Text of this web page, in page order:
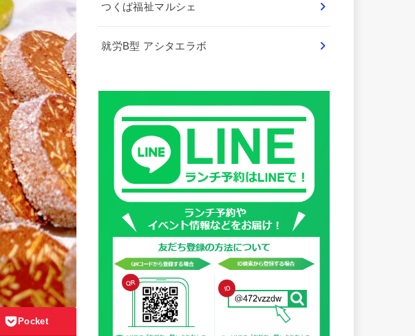
Pocket
つくば福祉マルシェ
就労B型 アシタエラボ